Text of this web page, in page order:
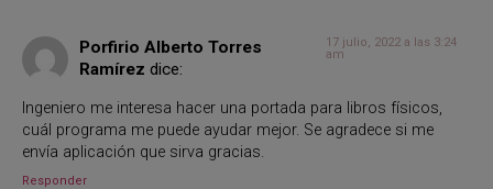
Porfirio Alberto Torres
Ramírez dice:
17 julio, 2022 a las 3:24
am
Ingeniero me interesa hacer una portada para libros físicos,
cuál programa me puede ayudar mejor. Se agradece si me
envía aplicación que sirva gracias.
Responder